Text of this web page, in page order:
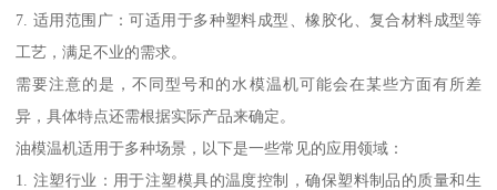
7. 适用范围广：可适用于多种塑料成型、橡胶化、复合材料成型等
工艺，满足不业的需求。
需要注意的是，不同型号和的水模温机可能会在某些方面有所差
异，具体特点还需根据实际产品来确定。
油模温机适用于多种场景，以下是一些常见的应用领域：
1. 注塑行业：用于注塑模具的温度控制，确保塑料制品的质量和生